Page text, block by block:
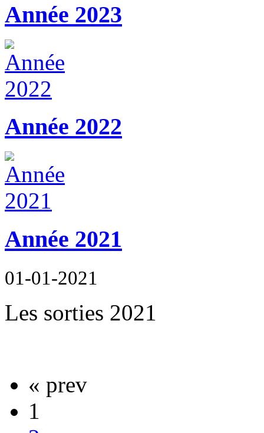
Année 2023
Année 2022
Année 2021
01-01-2021
Les sorties 2021
« prev
1